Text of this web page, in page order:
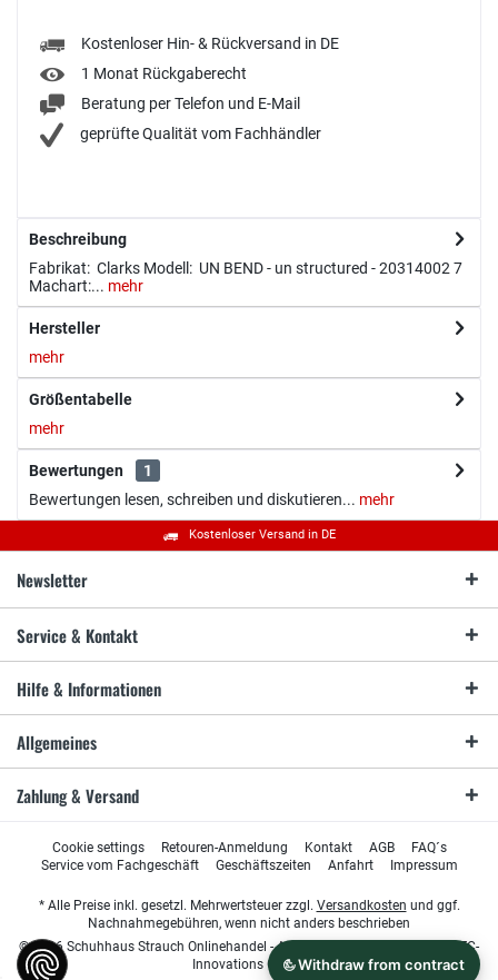
Kostenloser Hin- & Rückversand in DE
1 Monat Rückgaberecht
Beratung per Telefon und E-Mail
geprüfte Qualität vom Fachhändler
Beschreibung
Fabrikat: Clarks Modell: UN BEND - un structured - 20314002 7
Machart:... mehr
Hersteller
mehr
Größentabelle
mehr
Bewertungen
1
Bewertungen lesen, schreiben und diskutieren... mehr
Kostenloser Versand in DE
Newsletter
Service & Kontakt
Hilfe & Informationen
Allgemeines
Zahlung & Versand
Cookie settings Retouren-Anmeldung Kontakt AGB
FAQ´s
Service vom Fachgeschäft
Geschäftszeiten Anfahrt Impressum
* Alle Preise inkl. gesetzl. Mehrwertsteuer zzgl. Versandkosten und ggf.
Nachnahmegebühren, wenn nicht anders beschrieben
© 2026 Schuhhaus Strauch Onlinehandel - All Rights Reserved. Design by
TC-
Innovations GmbH